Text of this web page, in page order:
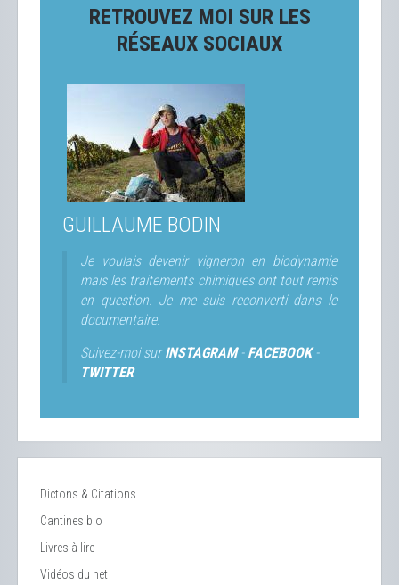
RETROUVEZ MOI SUR LES
RÉSEAUX SOCIAUX
GUILLAUME BODIN
Je voulais devenir vigneron en biodynamie
mais les traitements chimiques ont tout remis
en question. Je me suis reconverti dans le
documentaire.
Suivez-moi surINSTAGRAM- FACEBOOK-
TWITTER
Dictons & Citations
Cantines bio
Livres à lire
Vidéos du net